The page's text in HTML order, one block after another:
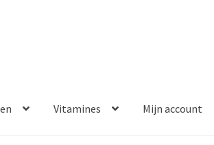
Vitamines Mijn account